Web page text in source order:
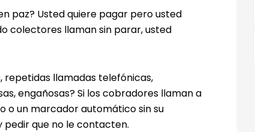
paz? Usted quiere pagar pero usted
colectores llaman sin parar, usted
repetidas llamadas telefónicas,
engañosas? Si los cobradores llaman a
o un marcador automático sin su
pedir que no le contacten.